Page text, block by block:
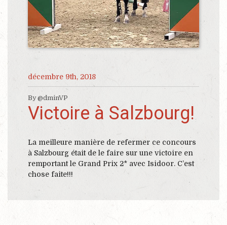
décembre 9th, 2018
By @dminVP
Victoire à Salzbourg!
La meilleure manière de refermer ce concours
à Salzbourg était de le faire sur une victoire en
remportant le Grand Prix 2* avec Isidoor. C’est
chose faite!!!